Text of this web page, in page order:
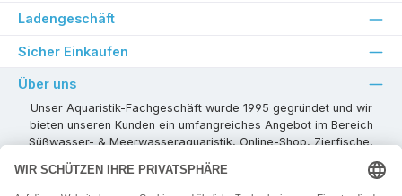
Ladengeschäft
Sicher Einkaufen
Über uns
Unser Aquaristik-Fachgeschäft wurde 1995 gegründet und wir
bieten unseren Kunden ein umfangreiches Angebot im Bereich
Süßwasser- & Meerwasseraquaristik, Online-Shop, Zierfische,
Pflanzen, Aquarienkombinationen, Technikzubehör usw. ! Als
kompetenter Aquaristik-Fachhandelspartner stehen wir Ihnen für
alle Ihre Projekte und Einrichtungs- oder Besatzwünsche zur